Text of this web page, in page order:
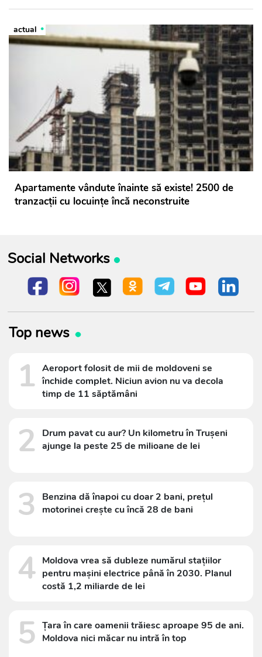
actual
Apartamente vândute înainte să existe! 2500 de
tranzacții cu locuințe încă neconstruite
Social Networks
Top news
1 Aeroport folosit de mii de moldoveni se
închide complet. Niciun avion nu va decola
timp de 11 săptămâni
2
Drum pavat cu aur? Un kilometru în Trușeni
ajunge la peste 25 de milioane de lei
3
Benzina dă înapoi cu doar 2 bani, prețul
motorinei crește cu încă 28 de bani
4 Moldova vrea să dubleze numărul stațiilor
pentru mașini electrice până în 2030. Planul
costă 1,2 miliarde de lei
5 Țara în care oamenii trăiesc aproape 95 de ani.
Moldova nici măcar nu intră în top